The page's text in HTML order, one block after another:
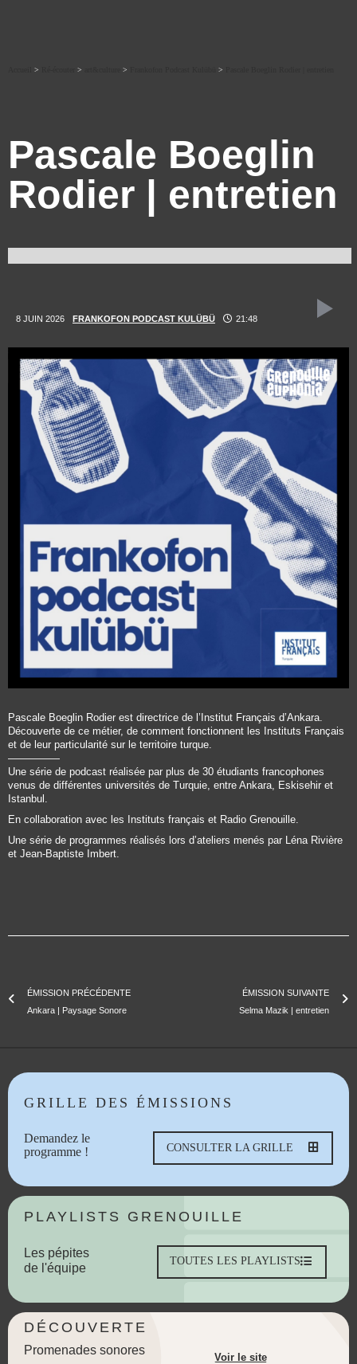
> > > >
Pascale Boeglin
Rodier | entretien
8 JUIN 2026 FRANKOFON PODCAST KULÜBÜ 21:48
Pascale Boeglin Rodier est directrice de l’Institut Français d’Ankara.
Découverte de ce métier, de comment fonctionnent les Instituts Français
et de leur particularité sur le territoire turque.
—————
Une série de podcast réalisée par plus de 30 étudiants francophones
venus de différentes universités de Turquie, entre Ankara, Eskisehir et
Istanbul.
En collaboration avec les Instituts français et Radio Grenouille.
Une série de programmes réalisés lors d’ateliers menés par Léna Rivière
et Jean-Baptiste Imbert.
ÉMISSION PRÉCÉDENTE
Ankara | Paysage Sonore
ÉMISSION SUIVANTE
Selma Mazik | entretien
GRILLE DES ÉMISSIONS
Demandez le
programme !
CONSULTER LA GRILLE
PLAYLISTS GRENOUILLE
Les pépites
de l'équipe
TOUTES LES PLAYLISTS
DÉCOUVERTE
Promenades sonores
Voir le site